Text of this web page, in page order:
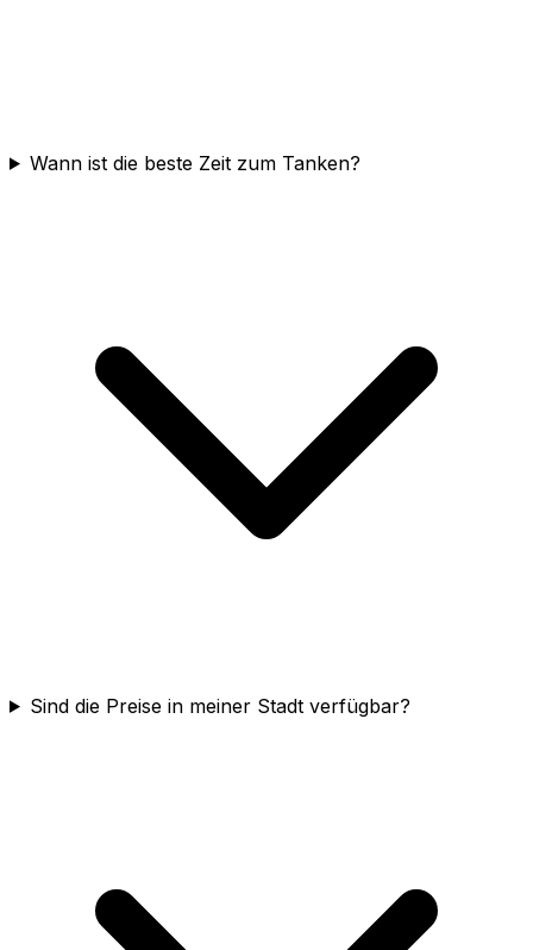
Wann ist die beste Zeit zum Tanken?
Sind die Preise in meiner Stadt verfügbar?